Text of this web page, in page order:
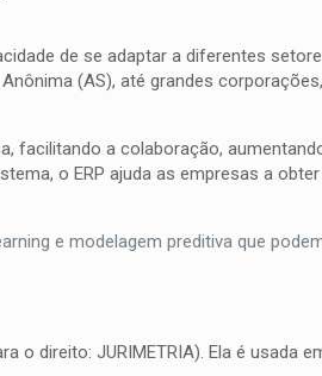
de se adaptar a diferentes
(AS), até grandes
facilitando a colaboração,
o ERP ajuda as empresas a
e modelagem preditiva que
direito: JURIMETRIA). Ela é usada